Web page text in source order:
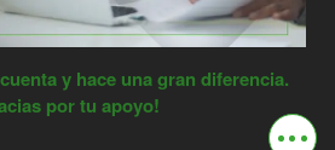
y hace una gran diferencia.
por tu apoyo!